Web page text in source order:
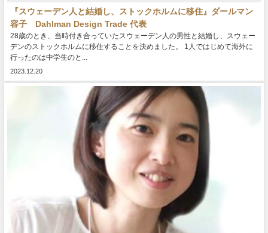
『スウェーデン人と結婚し、ストックホルムに移住』ダールマン
容子 Dahlman Design Trade 代表
28歳のとき、当時付き合っていたスウェーデン人の男性と結婚し、スウェー
デンのストックホルムに移住することを決めました。 1人ではじめて海外に
行ったのは中学生のと...
2023.12.20